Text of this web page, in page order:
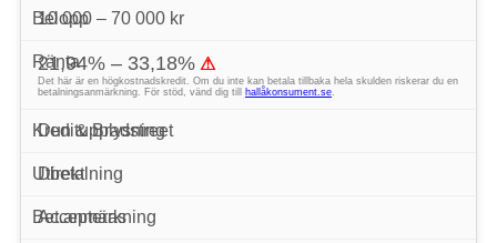
10 000 – 70 000 kr
21,94% – 33,18% ⚠
Det här är en högkostnadskredit. Om du inte kan betala tillbaka hela skulden riskerar du en
betalningsanmärkning. För stöd, vänd dig till hallåkonsument.se
Dun & Bradstreet
Direkt
Accepteras